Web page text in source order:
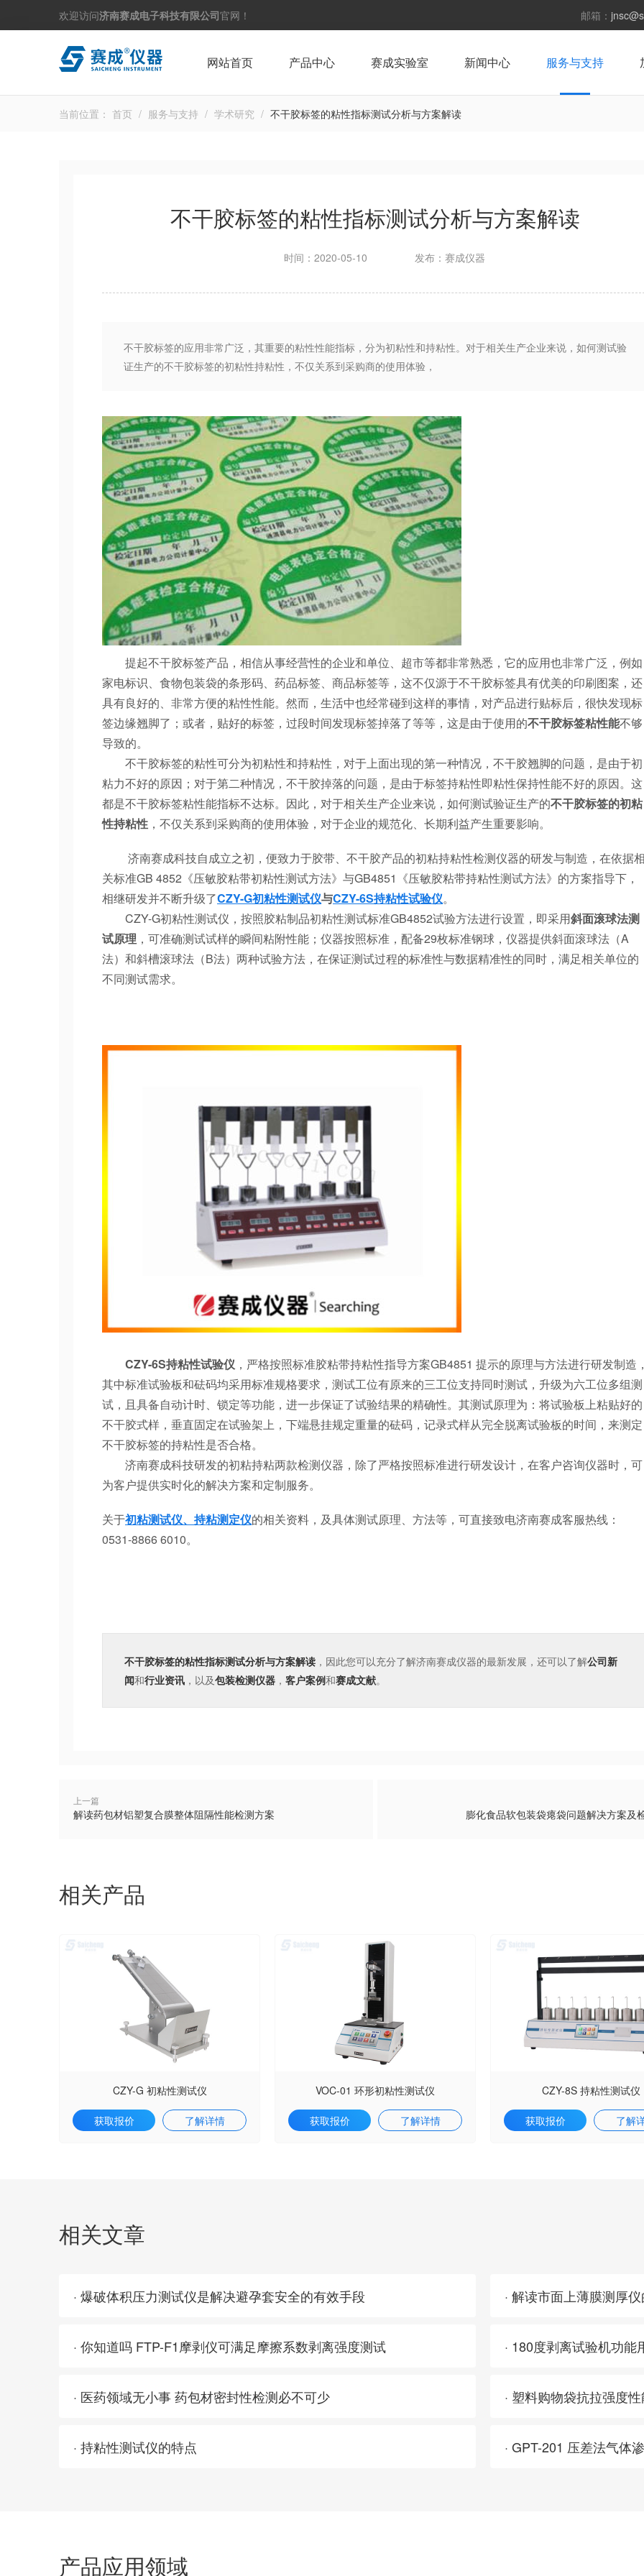
欢迎访问济南赛成电子科技有限公司官网！ 邮箱：
网站首页 产品中心 赛成实验室 新闻中心 服务与支持
当前位置： 首页 / 服务与支持 / 学术研究 / 不干胶标签的粘性指标测试分析与方案解读
不干胶标签的粘性指标测试分析与方案解读
时间：2020-05-10 发布：赛成仪器
不干胶标签的应用非常广泛，其重要的粘性性能指标，分为初粘性和持粘性。对于相关生产企业来说，如何测试验
证生产的不干胶标签的初粘性持粘性，不仅关系到采购商的使用体验，
提起不干胶标签产品，相信从事经营性的企业和单位、超市等都非常熟悉，它的应用也非常广泛，例如
家电标识、食物包装袋的条形码、药品标签、商品标签等，这不仅源于不干胶标签具有优美的印刷图案，还
具有良好的、非常方便的粘性性能。然而，生活中也经常碰到这样的事情，对产品进行贴标后，很快发现标
签边缘翘脚了；或者，贴好的标签，过段时间发现标签掉落了等等，这是由于使用的不干胶标签粘性能不够
导致的。
不干胶标签的粘性可分为初粘性和持粘性，对于上面出现的第一种情况，不干胶翘脚的问题，是由于初
粘力不好的原因；对于第二种情况，不干胶掉落的问题，是由于标签持粘性即粘性保持性能不好的原因。这
都是不干胶标签粘性能指标不达标。因此，对于相关生产企业来说，如何测试验证生产的不干胶标签的初粘
性持粘性 ，不仅关系到采购商的使用体验，对于企业的规范化、长期利益产生重要影响。
济南赛成科技自成立之初，便致力于胶带、不干胶产品的初粘持粘性检测仪器的研发与制造，在依据
关标准GB 4852《压敏胶粘带初粘性测试方法》与GB4851《压敏胶粘带持粘性测试方法》的方案指导下，
相继研发并不断升级了CZY-G初粘性测试仪与CZY-6S持粘性试验仪。
CZY-G初粘性测试仪，按照胶粘制品初粘性测试标准GB4852试验方法进行设置，即采用斜面滚球法测
试原理 ，可准确测试试样的瞬间粘附性能；仪器按照标准，配备29枚标准钢球，仪器提供斜面滚球法（A
法）和斜槽滚球法（B法）两种试验方法，在保证测试过程的标准性与数据精准性的同时，满足相关单位的
不同测试需求。
CZY-6S持粘性试验仪 ，严格按照标准胶粘带持粘性指导方案GB4851 提示的原理与方法进行研发制造
其中标准试验板和砝码均采用标准规格要求，测试工位有原来的三工位支持同时测试，升级为六工位多组测
试，且具备自动计时、锁定等功能，进一步保证了试验结果的精确性。其测试原理为：将试验板上粘贴好的
不干胶式样，垂直固定在试验架上，下端悬挂规定重量的砝码，记录式样从完全脱离试验板的时间，来测定
不干胶标签的持粘性是否合格。
济南赛成科技研发的初粘持粘两款检测仪器，除了严格按照标准进行研发设计，在客户咨询仪器时，可
为客户提供实时化的解决方案和定制服务。
关于初粘测试仪、持粘测定仪的相关资料，及具体测试原理、方法等，可直接致电济南赛成客服热线：
0531-8866 6010。
不干胶标签的粘性指标测试分析与方案解读 ，因此您可以充分了解济南赛成仪器的最新发展，还可以了解公司新
闻和行业资讯 ，以及包装检测仪器 ， 客户案例和赛成文献。
上一篇
解读药包材铝塑复合膜整体阻隔性能检测方案 膨化食品软包装袋瘪袋问题解决方案及
相关产品
CZY-G 初粘性测试仪
获取报价 了解详情
VOC-01 环形初粘性测试仪
获取报价 了解详情
CZY-8S 持粘性测试仪
获取报价 了解
相关文章
· 爆破体积压力测试仪是解决避孕套安全的有效手段 · 解读市面上薄膜测厚
· 你知道吗 FTP-F1摩剥仪可满足摩擦系数剥离强度测试 · 180度剥离试验机功能
· 医药领域无小事 药包材密封性检测必不可少 · 塑料购物袋抗拉强度
· 持粘性测试仪的特点
产品应用领域